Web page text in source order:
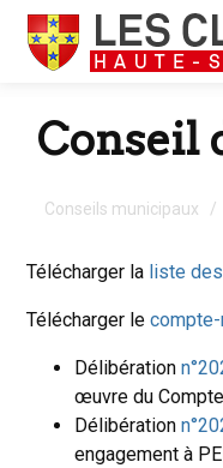
Conseil
Conseils municipaux
Télécharger la liste
Télécharger le
Délibération
œuvre du
Délibération
engagement à